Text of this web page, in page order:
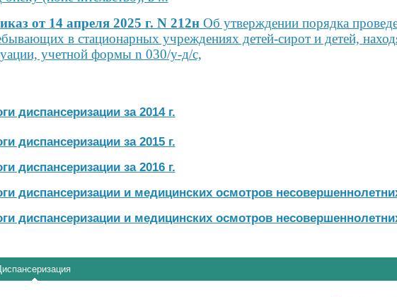
от 14 апреля 2025 г. N 212нОб утверждении порядка
в стационарных учреждениях детей-сирот и детей,
учетной формы n 030/у-д/с,
диспансеризации за 2014 г.
диспансеризации за 2015 г.
диспансеризации за 2016 г.
диспансеризации и медицинских осмотров
диспансеризации и медицинских осмотров